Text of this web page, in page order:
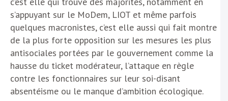
s’appuyant sur le MoDem, LIOT et même parfois
quelques macronistes, c’est elle aussi qui fait montre
de la plus forte opposition sur les mesures les plus
antisociales portées par le gouvernement comme la
hausse du ticket modérateur, l’attaque en règle
contre les fonctionnaires sur leur soi-disant
absentéisme ou le manque d’ambition écologique.